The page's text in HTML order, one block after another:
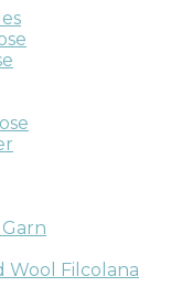
Wool Filcolana